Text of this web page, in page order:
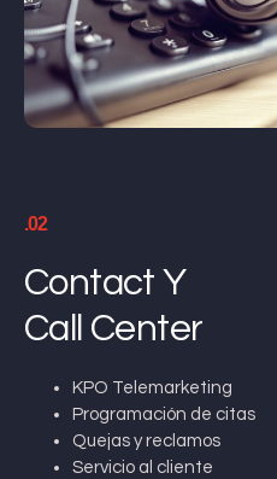
.02
Contact Y
Call Center
KPO Telemarketing
Programación de citas
Quejas y reclamos
Servicio al cliente